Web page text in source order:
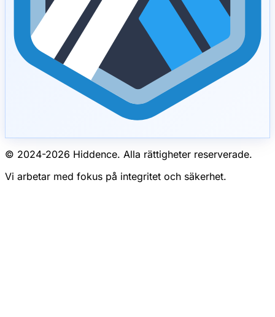
© 2024-2026 Hiddence. Alla rättigheter reserverade.
Vi arbetar med fokus på integritet och säkerhet.